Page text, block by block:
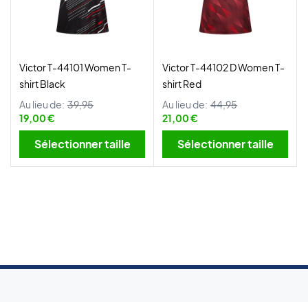
Victor T-44101 Women T-
shirt Black
Au lieu de: 39,95
19,00 €
Sélectionner taille
Victor T-44102 D Women T-
shirt Red
Au lieu de: 44,95
21,00 €
Sélectionner taille